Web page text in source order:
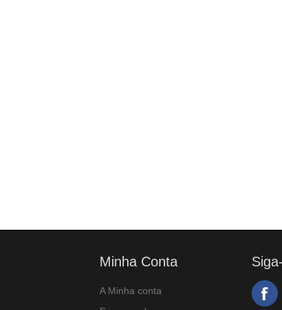
Minha Conta
A Minha conta